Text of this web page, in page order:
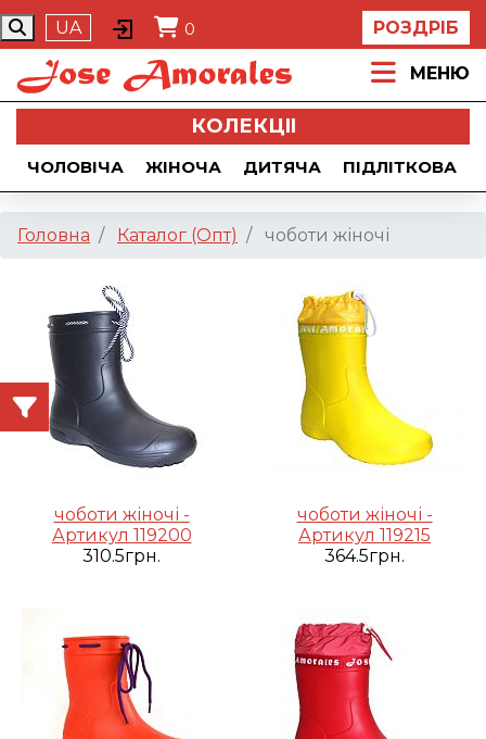
UA 0 РОЗДРІБ
МЕНЮ
КОЛЕКЦII
ЧОЛОВІЧА ЖІНОЧА ДИТЯЧА ПІДЛІТКОВА
Головна Каталог (Опт) чоботи жіночі
чоботи жіночі -
Артикул 119200
310.5грн.
чоботи жіночі -
Артикул 119215
364.5грн.